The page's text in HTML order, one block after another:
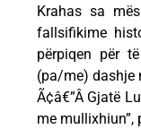
Krahas sa
fallsifikime
përpiqen për
(pa/me) dashje
Ã¢â€”Â Gjatë
me mullixhiun”,